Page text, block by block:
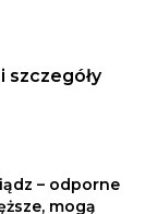
szczegóły
– odporne
mogą